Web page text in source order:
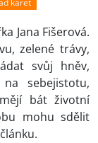
karet
Jana Fišerová.
zelené trávy,
svůj hněv,
sebejistotu,
bát životní
mohu sdělit